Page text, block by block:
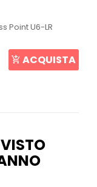
Point U6-LR
ACQUISTA